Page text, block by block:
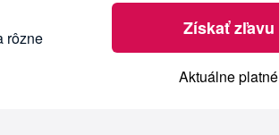
rôzne
Získať zľavu
Aktuálne platné